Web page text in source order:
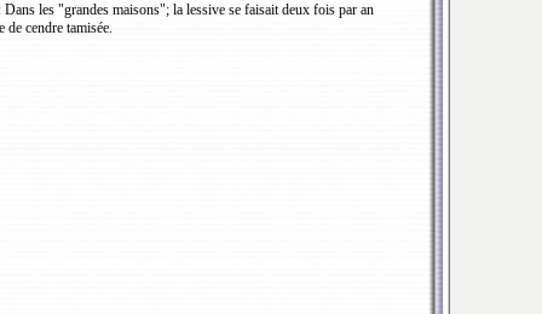
les "grandes maisons"; la lessive se faisait deux fois par an
cendre tamisée.